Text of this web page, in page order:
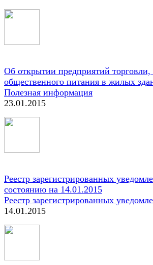
Об открытии предприятий торговли,
общественного питания в жилых
Полезная информация
23.01.2015
Реестр зарегистрированных
состоянию на 14.01.2015
Реестр зарегистрированных
14.01.2015